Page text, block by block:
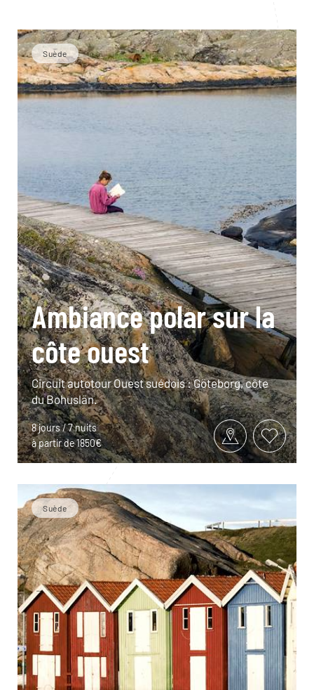
Suède
Ambiance polar sur la
côte ouest
Circuit autotour Ouest suédois : Göteborg, côte
du Bohuslän.
8 jours / 7 nuits
à partir de 1850€
Suède